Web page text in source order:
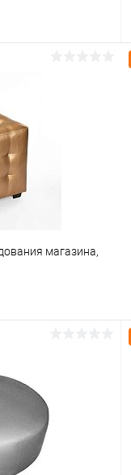
Сравнение
В наличии
магазина,
Сравнение
В наличии